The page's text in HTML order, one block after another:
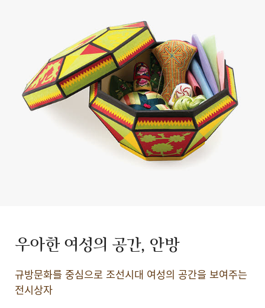
우아한 여성의 공간, 안방
규방문화를 중심으로 조선시대 여성의 공간을 보여주는
전시상자